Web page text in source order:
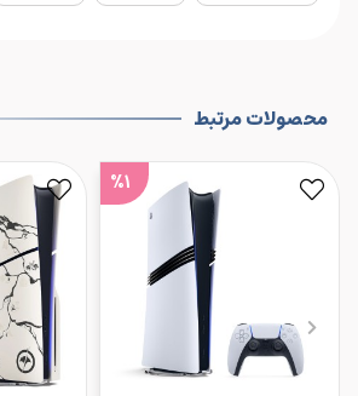
محصولات مرتبط
%1